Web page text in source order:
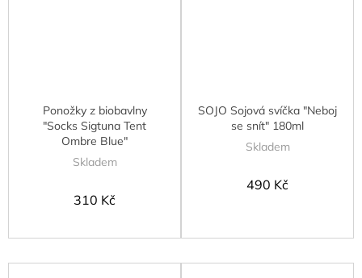
Ponožky z biobavlny
"Socks Sigtuna Tent
Ombre Blue"
Skladem
310 Kč
SOJO Sojová svíčka "Neboj
se snít" 180ml
Skladem
490 Kč